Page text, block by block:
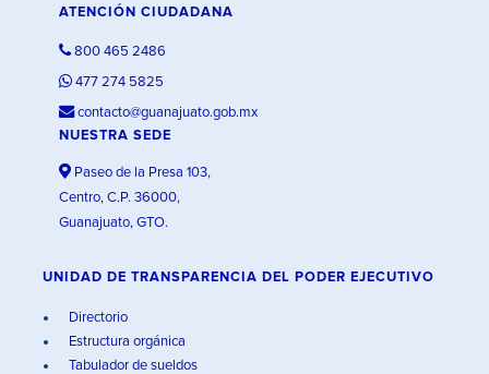
ATENCIÓN CIUDADANA
800 465 2486
477 274 5825
contacto@guanajuato.gob.mx
NUESTRA SEDE
Paseo de la Presa 103,
Centro, C.P. 36000,
Guanajuato, GTO.
UNIDAD DE TRANSPARENCIA DEL PODER EJECUTIVO
Directorio
Estructura orgánica
Tabulador de sueldos